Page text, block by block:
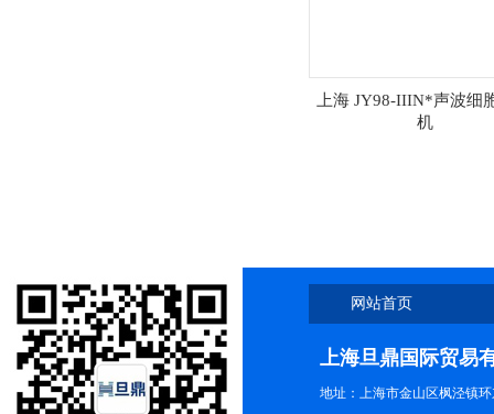
上海 JY98-IIIN*声波细
机
网站首页
上海旦鼎国际贸易
地址：上海市金山区枫泾镇